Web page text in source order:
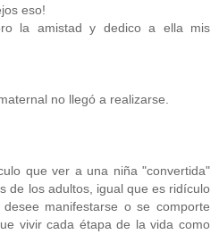
eso!
la amistad y dedico a ella mis
no llegó a realizarse.
que ver a una niña "convertida"
de los adultos, igual que es ridículo
manifestarse o se comporte
vivir cada étapa de la vida como